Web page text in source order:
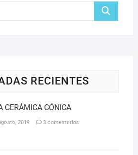
Search
RECIENTES
CERÁMICA CÓNICA
2019 3 comentarios